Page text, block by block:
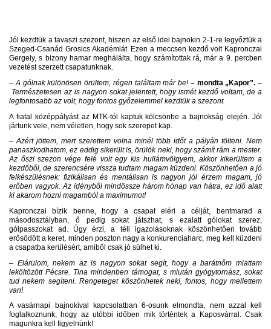
Jól kezdtük a tavaszi szezont, hiszen az első idei bajnokin 2-1-re legyőztük a
Szeged-Csanád Grosics Akadémiát. Ezen a meccsen kezdő volt Kapronczai
Gergely, s bizony hamar meghálálta, hogy számítottak rá, már a 9. percben
vezetést szerzett csapatunknak.
– A gólnak különösen örültem, régen találtam már be! – mondta „Kapor”. –
Természetesen az is nagyon sokat jelentett, hogy ismét kezdő voltam, de a
legfontosabb az volt, hogy fontos győzelemmel kezdtük a szezont.
A fiatal középpályást az MTK-tól kaptuk kölcsönbe a bajnokság elején. Jól
jártunk vele, nem véletlen, hogy sok szerepet kap.
– Azért jöttem, mert szerettem volna minél több időt a pályán tölteni. Nem
panaszkodhatom, ez eddig sikerült is, örülök neki, hogy számít rám a mester.
Az őszi szezon vége felé volt egy kis hullámvölgyem, akkor kikerültem a
kezdőből, de szerencsére vissza tudtam magam küzdeni. Köszönhetően a jó
felkészülésnek: fizikálisan és mentálisan is nagyon jól érzem magam, jó
erőben vagyok. Az idényből mindössze három hónap van hátra, ez idő alatt
ki akarom hozni magamból a maximumot!
Kapronczai bízik benne, hogy a csapat eléri a célját, bentmarad a
másodosztályban, ő pedig sokat játszhat, s ezalatt gólokat szerez,
gólpasszokat ad. Úgy érzi, a téli igazolásoknak köszönhetően tovább
erősödött a keret, minden poszton nagy a konkurenciaharc, meg kell küzdeni
a csapatba kerülésért, amiből csak jó sülhet ki.
– Elárulom, nekem az is nagyon sokat segít, hogy a barátnőm miattam
leköltözött Pécsre. Tina mindenben támogat, s miután gyógytornász, sokat
tud nekem segíteni. Rengeteget köszönhetek neki, fontos, hogy mellettem
van!
A vasárnapi bajnokival kapcsolatban 6-osunk elmondta, nem azzal kell
foglalkoznunk, hogy az utóbbi időben mik történtek a Kaposvárral. Csak
magunkra kell figyelnünk!